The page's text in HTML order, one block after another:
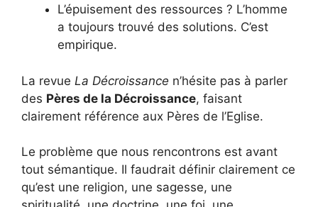
L’épuisement des ressources ? L’homme
a toujours trouvé des solutions. C’est
empirique.
La revue La Décroissance n’hésite pas à parler
des Pères de la Décroissance, faisant
clairement référence aux Pères de l’Eglise.
Le problème que nous rencontrons est avant
tout sémantique. Il faudrait définir clairement ce
qu’est une religion, une sagesse, une